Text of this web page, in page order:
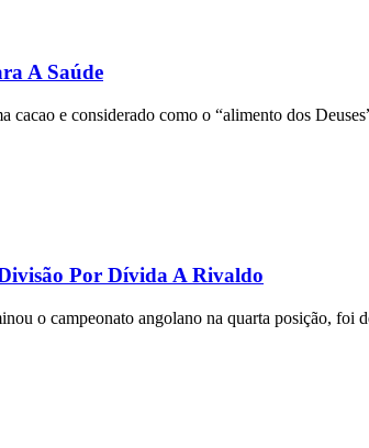
A Saúde
cacao e considerado como o “alimento dos
Por Dívida A Rivaldo
o campeonato angolano na quarta posição,